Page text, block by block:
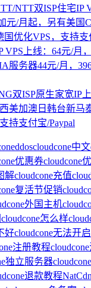
NTT双ISP住宅IP
元/月起，另有美国
国优化VPS，支持
VPS上线：64元/月
服务器44元/月，
双ISP原生家宽IP
美加澳日韩台新马
持支付宝/Paypal
cloudcone中文
优惠券cloudcone
解cloudcone充值
复活节促销
外国主机
cloudcone怎么样
好cloudcone无法开启
注册教程
独立服务器
退款教程